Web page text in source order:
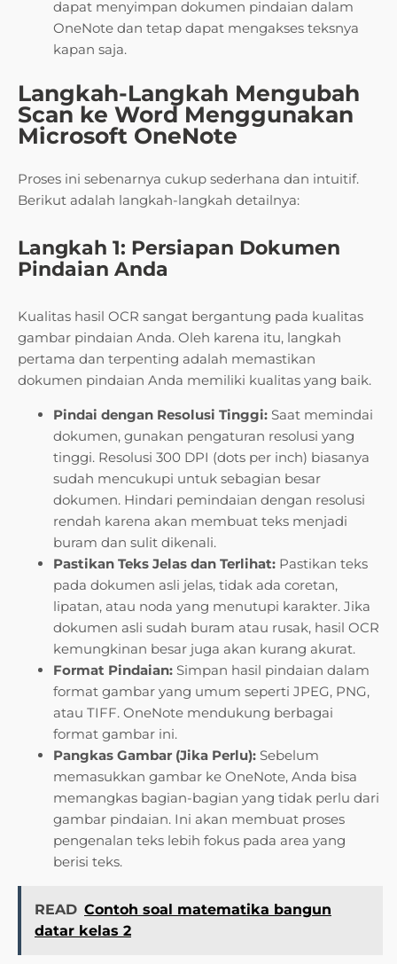
dapat menyimpan dokumen pindaian dalam
OneNote dan tetap dapat mengakses teksnya
kapan saja.
Langkah-Langkah Mengubah
Scan ke Word Menggunakan
Microsoft OneNote
Proses ini sebenarnya cukup sederhana dan intuitif.
Berikut adalah langkah-langkah detailnya:
Langkah 1: Persiapan Dokumen
Pindaian Anda
Kualitas hasil OCR sangat bergantung pada kualitas
gambar pindaian Anda. Oleh karena itu, langkah
pertama dan terpenting adalah memastikan
dokumen pindaian Anda memiliki kualitas yang baik.
Pindai dengan Resolusi Tinggi: Saat memindai
dokumen, gunakan pengaturan resolusi yang
tinggi. Resolusi 300 DPI (dots per inch) biasanya
sudah mencukupi untuk sebagian besar
dokumen. Hindari pemindaian dengan resolusi
rendah karena akan membuat teks menjadi
buram dan sulit dikenali.
Pastikan Teks Jelas dan Terlihat: Pastikan teks
pada dokumen asli jelas, tidak ada coretan,
lipatan, atau noda yang menutupi karakter. Jika
dokumen asli sudah buram atau rusak, hasil OCR
kemungkinan besar juga akan kurang akurat.
Format Pindaian: Simpan hasil pindaian dalam
format gambar yang umum seperti JPEG, PNG,
atau TIFF. OneNote mendukung berbagai
format gambar ini.
Pangkas Gambar (Jika Perlu): Sebelum
memasukkan gambar ke OneNote, Anda bisa
memangkas bagian-bagian yang tidak perlu dari
gambar pindaian. Ini akan membuat proses
pengenalan teks lebih fokus pada area yang
berisi teks.
READ Contoh soal matematika bangun
datar kelas 2